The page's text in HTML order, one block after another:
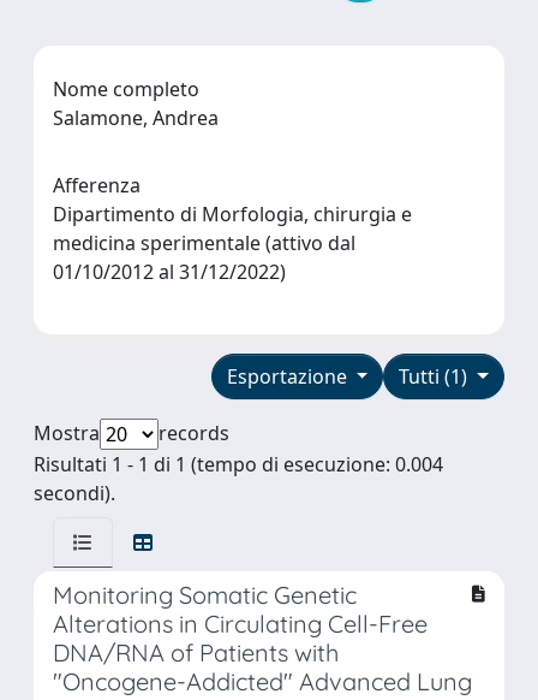
Nome completo
Salamone, Andrea
Afferenza
Dipartimento di Morfologia, chirurgia e
medicina sperimentale (attivo dal
01/10/2012 al 31/12/2022)
Tutti (1)
Esportazione
Mostra
records
Risultati 1 - 1 di 1 (tempo di esecuzione: 0.004
secondi).
Monitoring Somatic Genetic
Alterations in Circulating Cell-Free
DNA/RNA of Patients with
"Oncogene-Addicted" Advanced Lung